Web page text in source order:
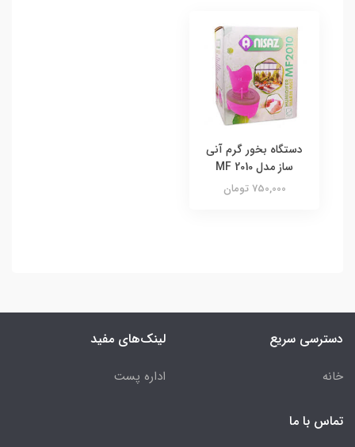
دستگاه بخور گرم آنی
ساز مدل MF 2010
750,000 تومان
دسترسی سریع
خانه
لینک‌های مفید
اداره پست
تماس با ما